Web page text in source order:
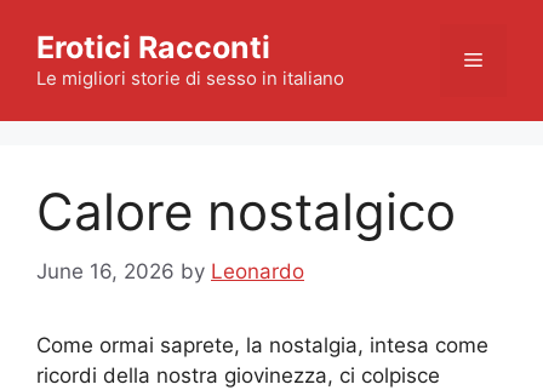
content
Erotici Racconti
Le migliori storie di sesso in italiano
Menu
Calore nostalgico
June 16, 2026 by Leonardo
Come ormai saprete, la nostalgia, intesa come
ricordi della nostra giovinezza, ci colpisce